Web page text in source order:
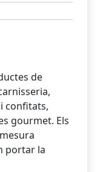
de
confitats,
gourmet. Els
portar la